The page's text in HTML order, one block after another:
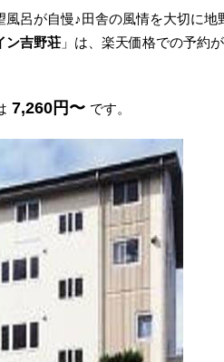
呂が自慢♪田舎の風情を大切に地
ン吉野荘 」は、楽天価格での予約
7,260円〜 です。